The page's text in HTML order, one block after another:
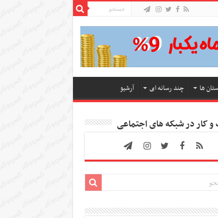
ها چند رسانه ای آرشیو
کار در شبکه های اجتماعی